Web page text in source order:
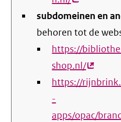
link)
subdomeinen en
behoren tot de
https://
shop.nl/(externe
link)
https://
-
apps/opac/